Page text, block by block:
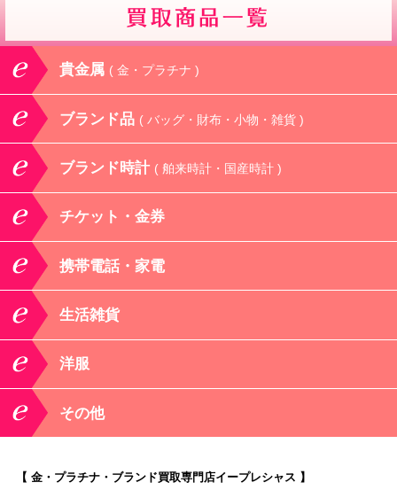
貴金属 ( 金・プラチナ )
ブランド品 ( バッグ・財布・小物・雑貨 )
ブランド時計 ( 舶来時計・国産時計 )
チケット・金券
携帯電話・家電
生活雑貨
洋服
その他
【 金・プラチナ・ブランド買取専門店イープレシャス 】